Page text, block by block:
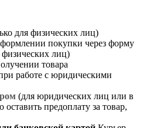
для физических лиц)
покупки через форму
физических лиц)
товара
работе с юридическими
(для юридических лиц или в
предоплату за товар,